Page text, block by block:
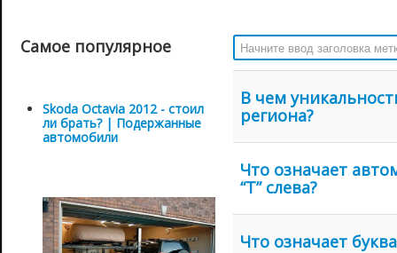
Самое популярное
Skoda Octavia 2012 - стоил
ли брать? | Подержанные
автомобили
Начните ввод заголовка
В чем
региона?
Что означает
“Т” слева?
Что означает